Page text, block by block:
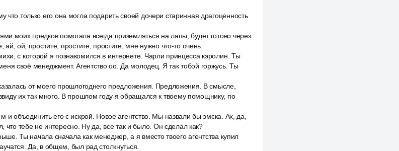
что только его она могла подарить своей дочери старинная драгоценность
моих предков помогала всегда приземляться на лапы, будет готово через
ай, ой, простите, простите, простите, мне нужно что-то очень
с которой я познакомился в интернете. Чарли принцесса кэролин. Ты
своё менеджмент. Агентство оо. Да молодец. Я так тобой горжусь. Ты
от моего прошлогоднего предложения. Предложения. В смысле,
их так много. В прошлом году я обращался к твоему помощнику, по
и объединить его с искрой. Новое агентство. Мы назвали бы эмска. Ах, да,
что тебе не интересно. Ну да, все так и было. Он сделал как?
Ты начала сначала как менеджер, а я вместо твоего агентства купил
Да, в общем, был рад столкнуться.